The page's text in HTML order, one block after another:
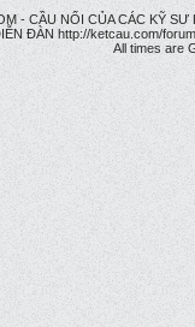
- CẦU NỐI CỦA CÁC KỸ
ĐÀN http://ketcau.com/
All times are